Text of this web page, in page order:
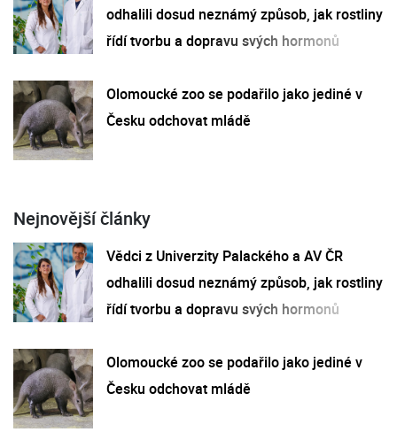
odhalili dosud neznámý způsob, jak rostliny
řídí tvorbu a dopravu svých hormonů
Olomoucké zoo se podařilo jako jediné v
Česku odchovat mládě
Nejnovější články
Vědci z Univerzity Palackého a AV ČR
odhalili dosud neznámý způsob, jak rostliny
řídí tvorbu a dopravu svých hormonů
Olomoucké zoo se podařilo jako jediné v
Česku odchovat mládě